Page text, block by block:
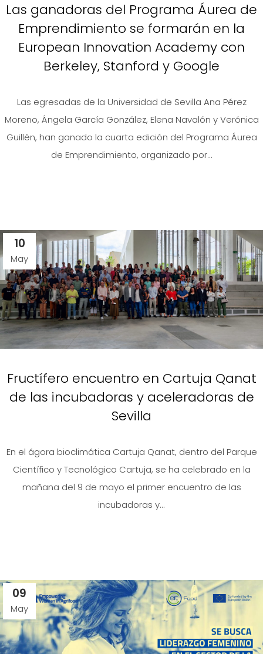
Las ganadoras del Programa Áurea de
Emprendimiento se formarán en la
European Innovation Academy con
Berkeley, Stanford y Google
Las egresadas de la Universidad de Sevilla Ana Pérez
Moreno, Ángela García González, Elena Navalón y Verónica
Guillén, han ganado la cuarta edición del Programa Áurea
de Emprendimiento, organizado por...
10
May
Fructífero encuentro en Cartuja Qanat
de las incubadoras y aceleradoras de
Sevilla
En el ágora bioclimática Cartuja Qanat, dentro del Parque
Científico y Tecnológico Cartuja, se ha celebrado en la
mañana del 9 de mayo el primer encuentro de las
incubadoras y...
09
May